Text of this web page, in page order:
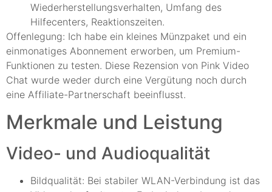
Wiederherstellungsverhalten, Umfang des
Hilfecenters, Reaktionszeiten.
Offenlegung: Ich habe ein kleines Münzpaket und ein
einmonatiges Abonnement erworben, um Premium-
Funktionen zu testen. Diese Rezension von Pink Video
Chat wurde weder durch eine Vergütung noch durch
eine Affiliate-Partnerschaft beeinflusst.
Merkmale und Leistung
Video- und Audioqualität
Bildqualität: Bei stabiler WLAN-Verbindung ist das